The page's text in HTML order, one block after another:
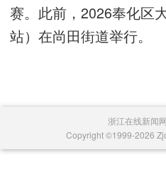
赛。此前，2026奉化区
站）在尚田街道举行。
浙江在线新闻
Copyright ©1999-2026